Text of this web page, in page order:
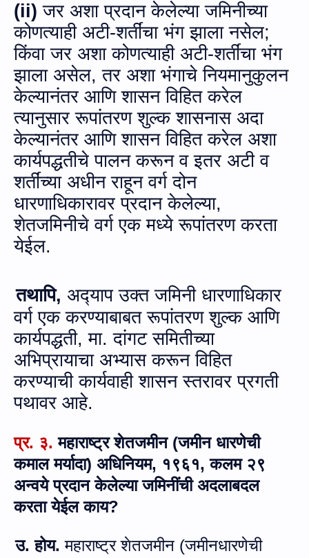
(ii) जर अशा प्रदान केलेल्‍या जमिनीच्या
कोणत्याही अटी-शर्तींचा भंग झाला नसेल;
किंवा जर अशा कोणत्याही अटी-शर्तींचा भंग
झाला असेल,तर अशा भंगाचे नियमानुकुलन
केल्यानंतर आणि शासन विहित करेल
त्‍यानुसार रूपांतरण शुल्क शासनास अदा
केल्‍यानंतर आणि शासन विहित करेल अशा
कार्यपद्धतीचे पालन करून व इतर अटी व
शर्तींच्या अधीन राहून वर्ग दोन
धारणाधिकारावर प्रदान केलेल्‍या,
शेतजमिनीचे वर्ग एक मध्‍ये रूपांतरण करता
येईल.
तथापि, अद्‍याप उक्‍त जमिनी धारणाधिकार
वर्ग एक करण्‍याबाबत रूपांतरण शुल्क आणि
कार्यपद्धती, मा. दांगट समितीच्‍या
अभिप्रायाचा अभ्‍यास करून विहित
करण्‍याची कार्यवाही शासन स्‍तरावर प्रगती
पथावर आहे.
प्र. ३. महाराष्ट्र शेतजमीन (जमीन धारणेची
कमाल मर्यादा) अधिनियम, १९६१, कलम २९
अन्वये प्रदान केलेल्‍या जमिनींची अदलाबदल
करता येईल काय?
उ. होय. महाराष्ट्र शेतजमीन (जमीनधारणेची